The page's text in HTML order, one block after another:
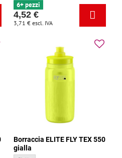
6+ pezzi
4,52 €
3,71 € escl. IVA
Borraccia ELITE FLY TEX 550
gialla